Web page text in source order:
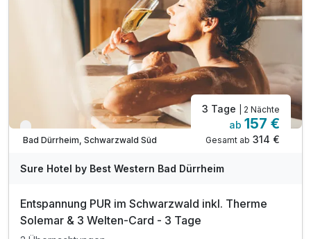
inkl. 1 Flasche Wasser auf dem Zimmer
inkl. Parkplatz
Verfügbar bis Dezember
Bad Dürrheim, Schwarzwald Süd
3 Tage | 2 Nächte
ab 157 €
Gesamt ab 314 €
Sure Hotel by Best Western Bad Dürrheim
Entspannung PUR im Schwarzwald inkl. Therme
Solemar & 3 Welten-Card - 3 Tage